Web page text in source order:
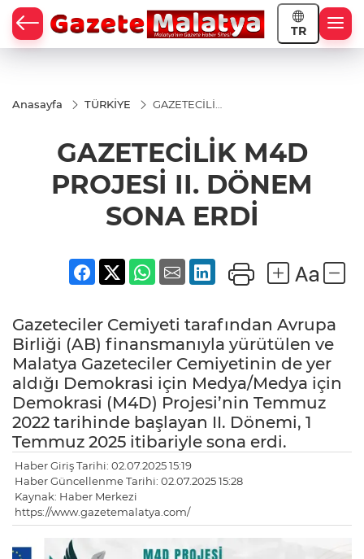
TR
Anasayfa TÜRKİYE
GAZETECİLİK
DÖNEM
SONA ERDİ
GAZETECİLİK M4D
PROJESİ II. DÖNEM
SONA ERDİ
Gazeteciler Cemiyeti tarafından Avrupa
Birliği (AB) finansmanıyla yürütülen ve
Malatya Gazeteciler Cemiyetinin de yer
aldığı Demokrasi için Medya/Medya için
Demokrasi (M4D) Projesi’nin Temmuz
2022 tarihinde başlayan II. Dönemi, 1
Temmuz 2025 itibariyle sona erdi.
Haber Giriş Tarihi: 02.07.2025 15:19
Haber Güncellenme Tarihi: 02.07.2025 15:28
Kaynak: Haber Merkezi
https://www.gazetemalatya.com/